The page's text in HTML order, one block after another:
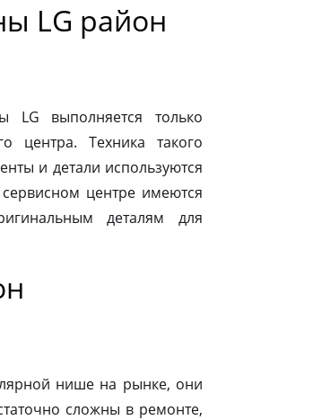
LG район
LG выполняется только
центра. Техника такого
и детали используются
центре имеются
деталям для
нише на рынке, они
сложны в ремонте,